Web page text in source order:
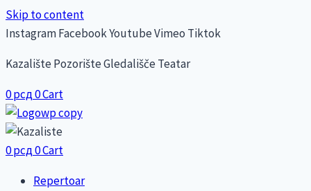
Skip to content
InstagramFacebookYoutubeVimeo Tiktok
Kazalište Pozorište Gledališče Teatar
0рсд0Cart
0рсд0Cart
Repertoar